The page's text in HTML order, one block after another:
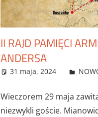
II RAJD PAMIĘCI
ANDERSA
31 maja, 2024 admin
Wieczorem 29 maja
niezwykli goście.